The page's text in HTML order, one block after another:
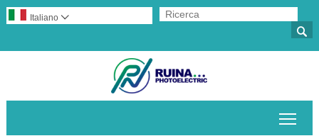

Italiano 